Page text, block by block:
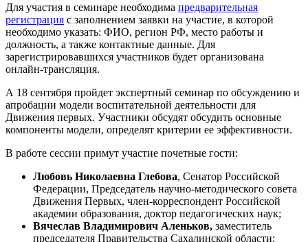
Для участия в семинаре необходима предварительная
регистрация с заполнением заявки на участие, в которой
необходимо указать: ФИО, регион РФ, место работы и
должность, а также контактные данные. Для
зарегистрировавшихся участников будет организована
онлайн-трансляция.
А 18 сентября пройдет экспертный семинар по обсуждению и
апробации модели воспитательной деятельности для
Движения первых. Участники обсудят обсудить основные
компоненты модели, определят критерии ее эффективности.
В работе сессии примут участие почетные гости:
Любовь Николаевна Глебова, Сенатор Российской
Федерации, Председатель научно-методического совета
Движения Первых, член-корреспондент Российской
академии образования, доктор педагогических наук;
Вячеслав Владимирович Аленьков, заместитель
председателя Правительства Сахалинской области;